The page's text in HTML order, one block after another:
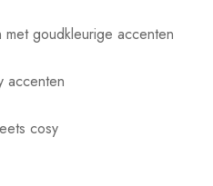
met goudkleurige accenten
accenten
cosy